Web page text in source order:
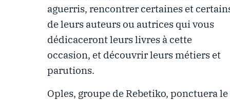
aguerris, rencontrer certaines et
de leurs auteurs ou autrices qui vous
dédicaceront leurs livres à cette
occasion, et découvrir leurs métiers et
parutions.
Oples, groupe de Rebetiko, ponctuera le